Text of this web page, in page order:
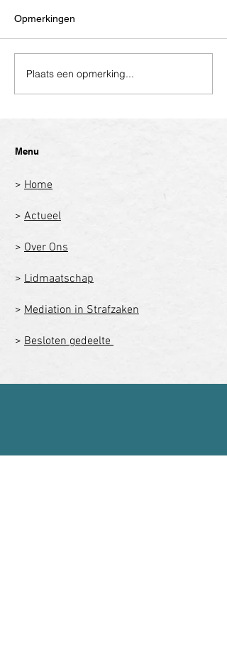
Opmerkingen
Plaats een opmerking...
Menu
> Home
> Actueel
> Over Ons
> Lidmaatschap
> Mediation in Strafzaken
> Besloten gedeelte